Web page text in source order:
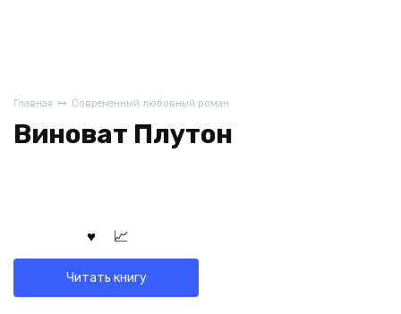
Главная Современный любовный роман
Виноват Плутон
Читать книгу